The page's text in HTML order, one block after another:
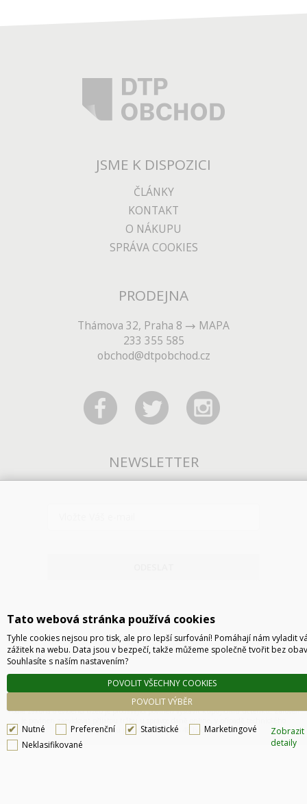
JSME K DISPOZICI
ČLÁNKY
KONTAKT
O NÁKUPU
SPRÁVA COOKIES
PRODEJNA
Thámova 32, Praha 8
MAPA
233 355 585
obchod@dtpobchod.cz
NEWSLETTER
Technické řešení © 2026 CyberSoft s.r.o.
Podle zákona o evidenci tržeb je prodávající povinen vystavit kupujícímu účtenku. Zároveň
výpadku pak nejpozději do 48 hodin.
Tato webová stránka používá cookies
Tyhle cookies nejsou pro tisk, ale pro lepší surfování! Pomáhají nám vyladit
zážitek na webu. Data jsou v bezpečí, takže můžeme společně tvořit bez
Souhlasíte s naším nastavením?
POVOLIT VÝBĚR
POVOLIT VŠECHNY COOKIES
Nutné Preferenční Statistické
Marketingové
Neklasifikované
Zobrazit
detaily